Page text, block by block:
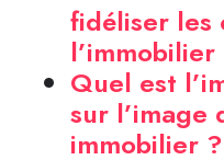
fidéliser les
l’immobilier
Quel est
sur l’image
immobilier ?